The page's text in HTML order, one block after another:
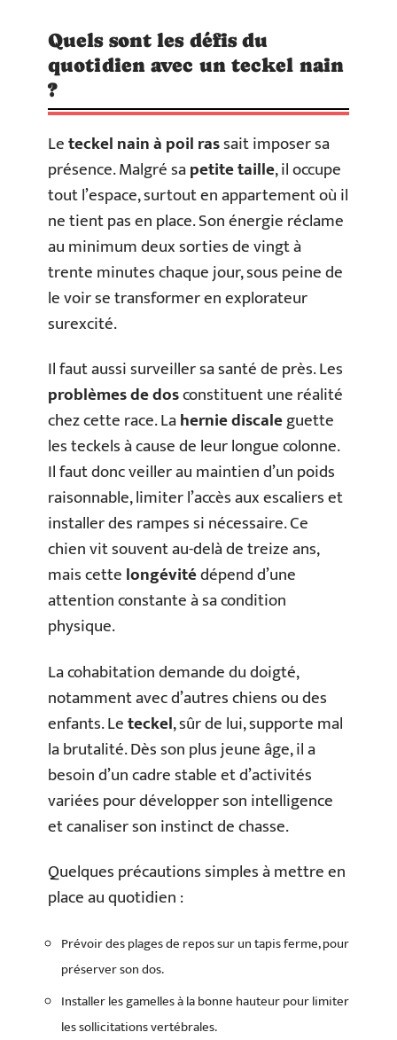
Quels sont les défis du
quotidien avec un teckel nain
?
Leteckel nain à poil rassait imposer sa
présence. Malgré sapetite taille, il occupe
tout l’espace, surtout en appartement où il
ne tient pas en place. Son énergie réclame
au minimum deux sorties de vingt à
trente minutes chaque jour, sous peine de
le voir se transformer en explorateur
surexcité.
Il faut aussi surveiller sa santé de près. Les
problèmes de dosconstituent une réalité
chez cette race. Lahernie discaleguette
les teckels à cause de leur longue colonne.
Il faut donc veiller au maintien d’un poids
raisonnable, limiter l’accès aux escaliers et
installer des rampes si nécessaire. Ce
chien vit souvent au-delà de treize ans,
mais cettelongévitédépend d’une
attention constante à sa condition
physique.
La cohabitation demande du doigté,
notamment avec d’autres chiens ou des
enfants. Leteckel, sûr de lui, supporte mal
la brutalité. Dès son plus jeune âge, il a
besoin d’un cadre stable et d’activités
variées pour développer son intelligence
et canaliser son instinct de chasse.
Quelques précautions simples à mettre en
place au quotidien :
Prévoir des plages de repos sur un tapis ferme, pour
préserver son dos.
Installer les gamelles à la bonne hauteur pour limiter
les sollicitations vertébrales.